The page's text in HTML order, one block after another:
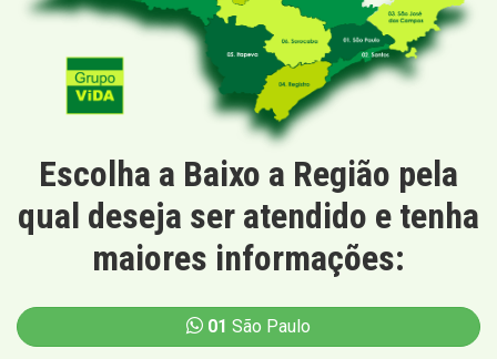
Escolha a Baixo a Região pela
qual deseja ser atendido e tenha
maiores informações:
01 São Paulo